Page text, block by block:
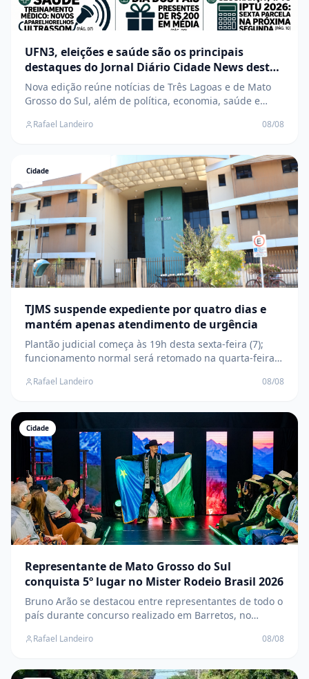
UFN3, eleições e saúde são os principais
destaques do Jornal Diário Cidade News desta
semana
Nova edição reúne notícias de Três Lagoas e de Mato
Grosso do Sul, além de política, economia, saúde e
Rafael Landeiro 08/08
Cidade
TJMS suspende expediente por quatro dias e
mantém apenas atendimento de urgência
Plantão judicial começa às 19h desta sexta-feira (7);
funcionamento normal será retomado na quarta-feira
Rafael Landeiro 08/08
Cidade
Representante de Mato Grosso do Sul
conquista 5º lugar no Mister Rodeio Brasil 2026
Bruno Arão se destacou entre representantes de todo o
país durante concurso realizado em Barretos, no
Rafael Landeiro 08/08